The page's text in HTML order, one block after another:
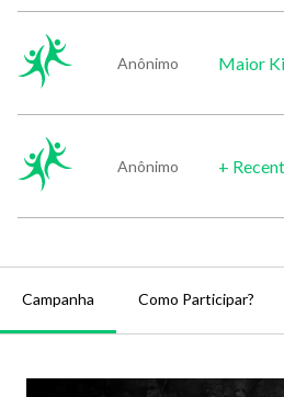
Campanha Como Participar?
Anônimo Maior
Anônimo +